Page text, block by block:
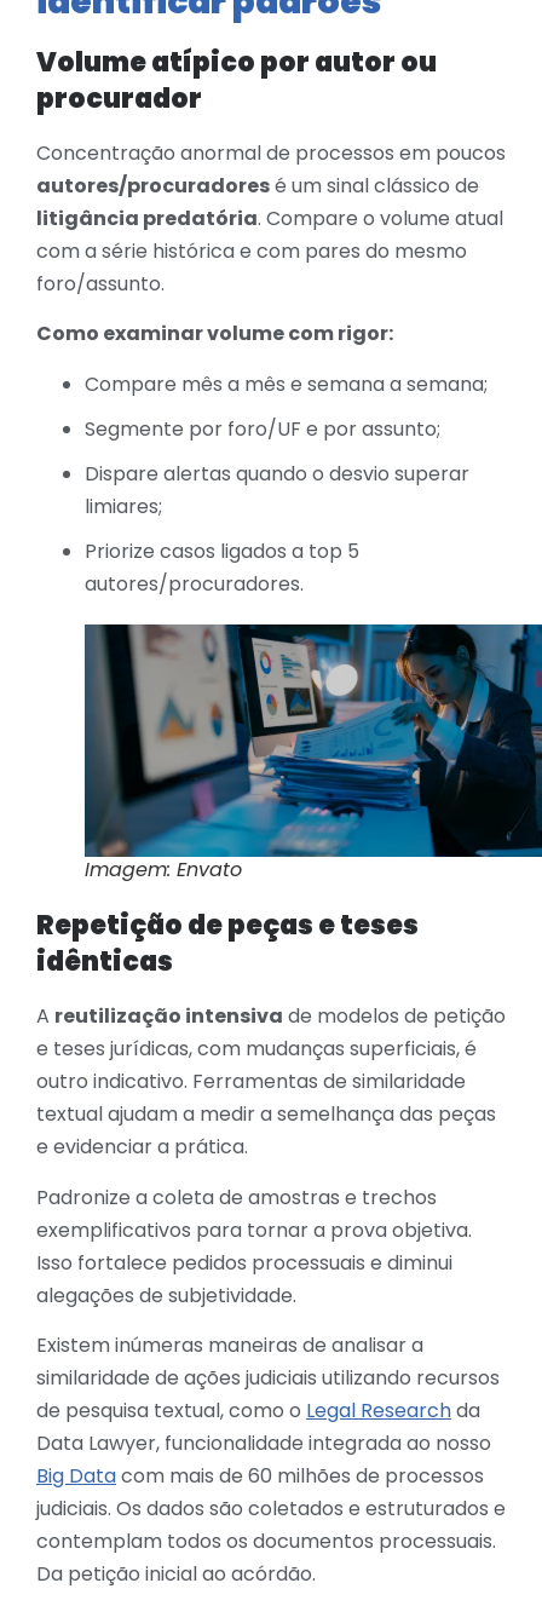
Volume atípico por autor ou
procurador
Concentração anormal de processos em poucos
autores/procuradoresé um sinal clássico de
litigância predatória. Compare o volume atual
com a série histórica e com pares do mesmo
foro/assunto.
Como examinar volume com rigor:
Compare mês a mês e semana a semana;
Segmente por foro/UF e por assunto;
Dispare alertas quando o desvio superar
limiares;
Priorize casos ligados a top 5
autores/procuradores.
Imagem: Envato
Repetição de peças e teses
idênticas
A reutilização intensiva de modelos de petição
e teses jurídicas, com mudanças superficiais, é
outro indicativo. Ferramentas de similaridade
textual ajudam a medir a semelhança das peças
e evidenciar a prática.
Padronize a coleta de amostras e trechos
exemplificativos para tornar a prova objetiva.
Isso fortalece pedidos processuais e diminui
alegações de subjetividade.
Existem inúmeras maneiras de analisar a
similaridade de ações judiciais utilizando recursos
de pesquisa textual, como o Legal Researchda
Data Lawyer, funcionalidade integrada ao nosso
Big Datacom mais de 60 milhões de processos
judiciais. Os dados são coletados e estruturados e
contemplam todos os documentos processuais.
Da petição inicial ao acórdão.